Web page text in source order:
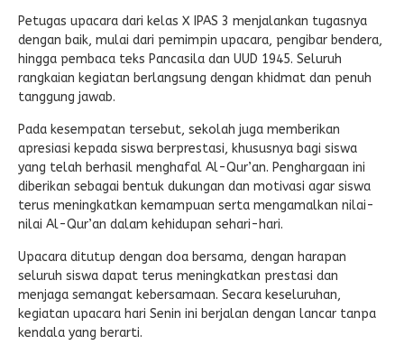
Petugas upacara dari kelas X IPAS 3 menjalankan tugasnya
dengan baik, mulai dari pemimpin upacara, pengibar bendera,
hingga pembaca teks Pancasila dan UUD 1945. Seluruh
rangkaian kegiatan berlangsung dengan khidmat dan penuh
tanggung jawab.
Pada kesempatan tersebut, sekolah juga memberikan
apresiasi kepada siswa berprestasi, khususnya bagi siswa
yang telah berhasil menghafal Al-Qur’an. Penghargaan ini
diberikan sebagai bentuk dukungan dan motivasi agar siswa
terus meningkatkan kemampuan serta mengamalkan nilai-
nilai Al-Qur’an dalam kehidupan sehari-hari.
Upacara ditutup dengan doa bersama, dengan harapan
seluruh siswa dapat terus meningkatkan prestasi dan
menjaga semangat kebersamaan. Secara keseluruhan,
kegiatan upacara hari Senin ini berjalan dengan lancar tanpa
kendala yang berarti.